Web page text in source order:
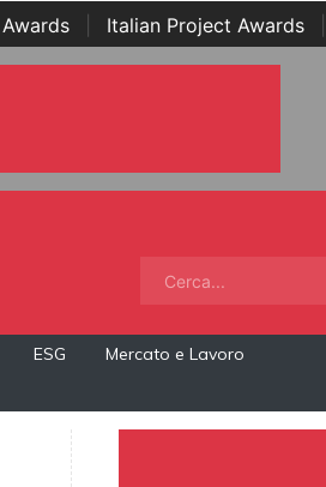
Italian Project Awards
ESG
Mercato e Lavoro